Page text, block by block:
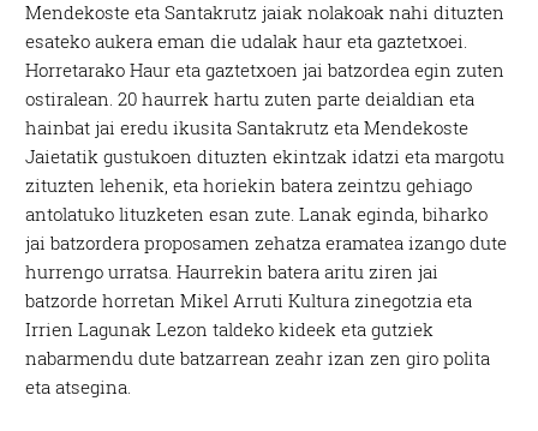
Mendekoste eta Santakrutz jaiak nolakoak nahi dituzten
esateko aukera eman die udalak haur eta gaztetxoei.
Horretarako Haur eta gaztetxoen jai batzordea egin zuten
ostiralean. 20 haurrek hartu zuten parte deialdian eta
hainbat jai eredu ikusita Santakrutz eta Mendekoste
Jaietatik gustukoen dituzten ekintzak idatzi eta margotu
zituzten lehenik, eta horiekin batera zeintzu gehiago
antolatuko lituzketen esan zute. Lanak eginda, biharko
jai batzordera proposamen zehatza eramatea izango dute
hurrengo urratsa. Haurrekin batera aritu ziren jai
batzorde horretan Mikel Arruti Kultura zinegotzia eta
Irrien Lagunak Lezon taldeko kideek eta gutziek
nabarmendu dute batzarrean zeahr izan zen giro polita
eta atsegina.